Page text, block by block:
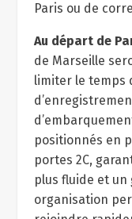
Paris ou de
Au départ de
de Marseille
limiter le temps
positionnés en
portes 2C,
plus fluide et
organisation